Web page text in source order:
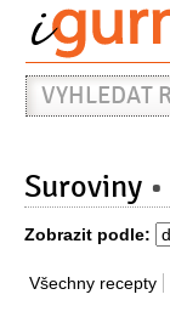
Vyhledat
recept
Suroviny
Zobrazit podle:
Všechny recepty